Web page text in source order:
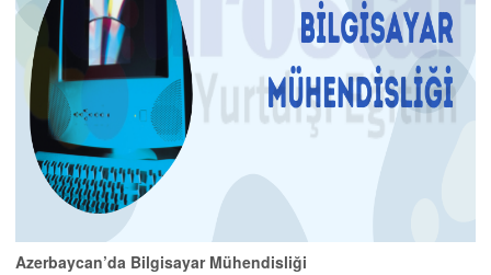
Azerbaycan’da Bilgisayar Mühendisliği